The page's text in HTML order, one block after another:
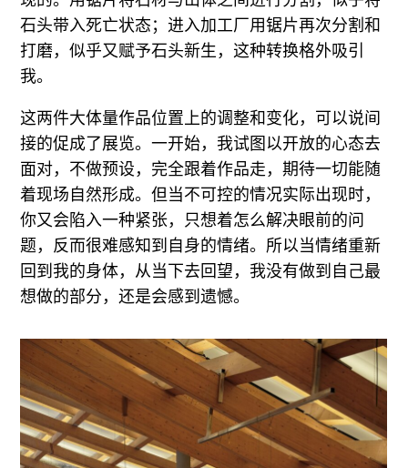
石头带入死亡状态；进入加工厂用锯片再次分割和
打磨，似乎又赋予石头新生，这种转换格外吸引
我。
这两件大体量作品位置上的调整和变化，可以说间
接的促成了展览。一开始，我试图以开放的心态去
面对，不做预设，完全跟着作品走，期待一切能随
着现场自然形成。但当不可控的情况实际出现时，
你又会陷入一种紧张，只想着怎么解决眼前的问
题，反而很难感知到自身的情绪。所以当情绪重新
回到我的身体，从当下去回望，我没有做到自己最
想做的部分，还是会感到遗憾。